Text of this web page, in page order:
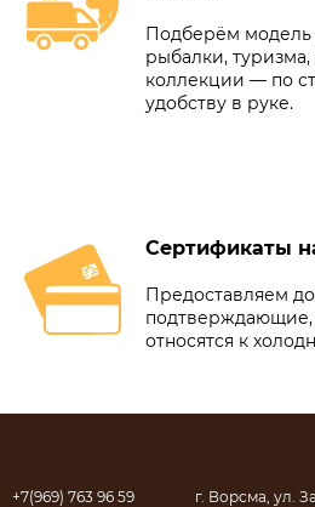
Подберём модель
рыбалки,
коллекции — по
удобству в руке.
Сертификаты
Предоставляем
подтверждающие,
относятся к
+7(969) 763 96 59 г. Ворсма, ул.